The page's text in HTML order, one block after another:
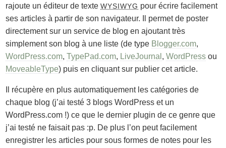
rajoute un éditeur de texteWYSIWYG pour écrire facilement
ses articles à partir de son navigateur. Il permet de poster
directement sur un service de blog en ajoutant très
simplement son blog à une liste (de type Blogger.com,
WordPress.com,TypePad.com, LiveJournal ,WordPress ou
MoveableType) puis en cliquant sur publier cet article.
Il récupère en plus automatiquement les catégories de
chaque blog (j’ai testé 3 blogs WordPress et un
WordPress.com !) ce que le dernier plugin de ce genre que
j’ai testé ne faisait pas :p. De plus l’on peut facilement
enregistrer les articles pour sous formes de notes pour les